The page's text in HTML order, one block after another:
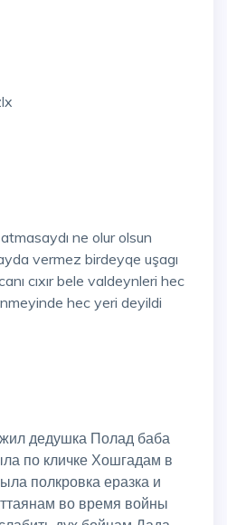
ne olur olsun
vermez birdeyqe uşagı
cıxır bele valdeynleri hec
hec yeri deyildi
дедушка Полад баба
по кличке Хошгадам в
полкровка еразка и
во время войны